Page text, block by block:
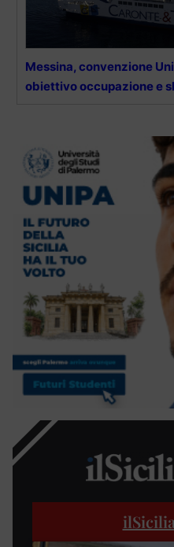
Messina, convenzione
obiettivo occupazione e